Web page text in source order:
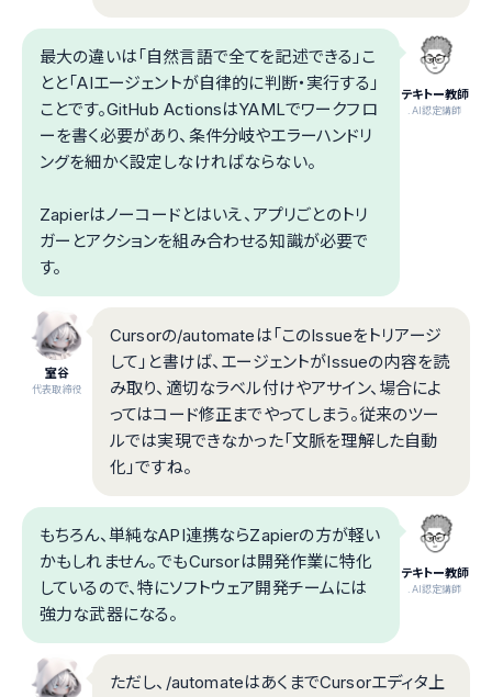
テキトー教師
.AI認定講師
最大の違いは「自然言語で全てを記述できる」こ
とと「AIエージェントが自律的に判断・実行する」
ことです。GitHub ActionsはYAMLでワークフロ
ーを書く必要があり、条件分岐やエラーハンドリ
ングを細かく設定しなければならない。
Zapierはノーコードとはいえ、アプリごとのトリ
ガーとアクションを組み合わせる知識が必要で
す。
室谷
代表取締役
Cursorの/automateは「このIssueをトリアージ
して」と書けば、エージェントがIssueの内容を読
み取り、適切なラベル付けやアサイン、場合によ
ってはコード修正までやってしまう。従来のツー
ルでは実現できなかった「文脈を理解した自動
化」ですね。
テキトー教師
.AI認定講師
もちろん、単純なAPI連携ならZapierの方が軽い
かもしれません。でもCursorは開発作業に特化
しているので、特にソフトウェア開発チームには
強力な武器になる。
ただし、/automateはあくまでCursorエディタ上